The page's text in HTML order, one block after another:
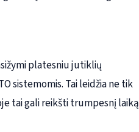
platesniu jutiklių
sistemomis. Tai leidžia ne tik
tai gali reikšti trumpesnį laiką